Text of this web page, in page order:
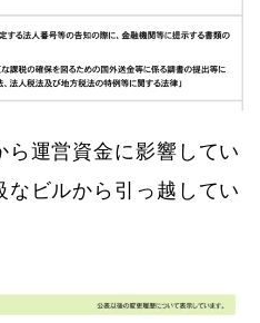
運営資金に影響してい
なビルから引っ越してい